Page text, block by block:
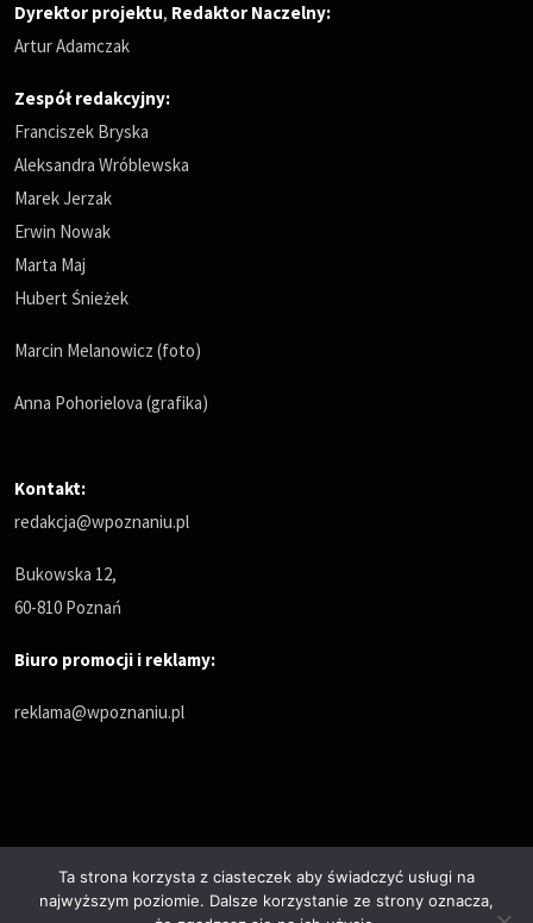
Dyrektor projektu, Redaktor Naczelny:
Artur Adamczak
Zespół redakcyjny:
Franciszek Bryska
Aleksandra Wróblewska
Marek Jerzak
Erwin Nowak
Marta Maj
Hubert Śnieżek
Marcin Melanowicz (foto)
Anna Pohorielova (grafika)
Kontakt:
redakcja@wpoznaniu.pl
Bukowska 12,
60-810 Poznań
Biuro promocji i reklamy:
reklama@wpoznaniu.pl
Polityka prywatności
Ta strona korzysta z ciasteczek aby świadczyć usługi na
najwyższym poziomie. Dalsze korzystanie ze strony oznacza,